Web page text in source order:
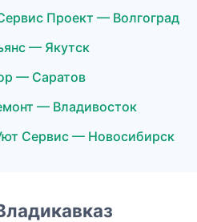
Проект — Волгоград
— Якутск
— Саратов
— Владивосток
Сервис — Новосибирск